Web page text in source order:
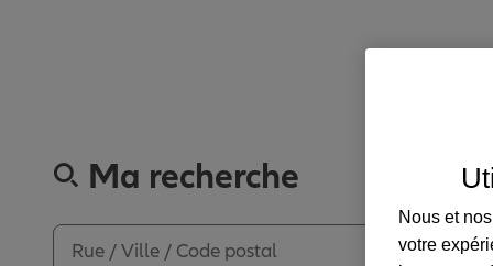
Ma recherche
Nous et
votre